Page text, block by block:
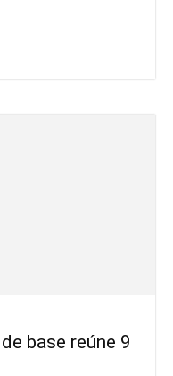
base reúne 9